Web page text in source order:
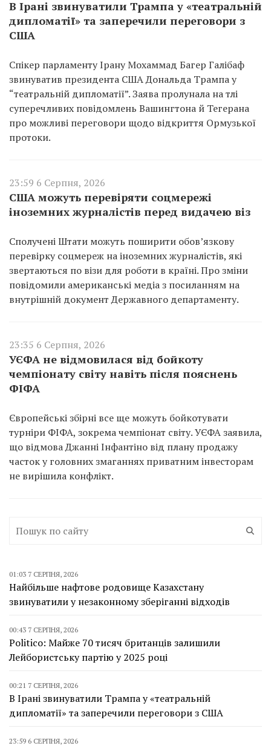
В Ірані звинуватили Трампа у «театральній
дипломатії» та заперечили переговори з
США
Спікер парламенту Ірану Мохаммад Багер Галібаф
звинуватив президента США Дональда Трампа у
“театральній дипломатії”. Заява пролунала на тлі
суперечливих повідомлень Вашингтона й Тегерана
про можливі переговори щодо відкриття Ормузької
протоки.
23:59 6 Серпня, 2026
США можуть перевіряти соцмережі
іноземних журналістів перед видачею віз
Сполучені Штати можуть поширити обов’язкову
перевірку соцмереж на іноземних журналістів, які
звертаються по візи для роботи в країні. Про зміни
повідомили американські медіа з посиланням на
внутрішній документ Державного департаменту.
23:35 6 Серпня, 2026
УЄФА не відмовилася від бойкоту
чемпіонату світу навіть після пояснень
ФІФА
Європейські збірні все ще можуть бойкотувати
турніри ФІФА, зокрема чемпіонат світу. УЄФА заявила,
що відмова Джанні Інфантіно від плану продажу
часток у головних змаганнях приватним інвесторам
не вирішила конфлікт.
01:03 7 СЕРПНЯ, 2026
Найбільше нафтове родовище Казахстану
звинуватили у незаконному зберіганні відходів
00:43 7 СЕРПНЯ, 2026
Politico: Майже 70 тисяч британців залишили
Лейбористську партію у 2025 році
00:21 7 СЕРПНЯ, 2026
В Ірані звинуватили Трампа у «театральній
дипломатії» та заперечили переговори з США
23:59 6 СЕРПНЯ, 2026